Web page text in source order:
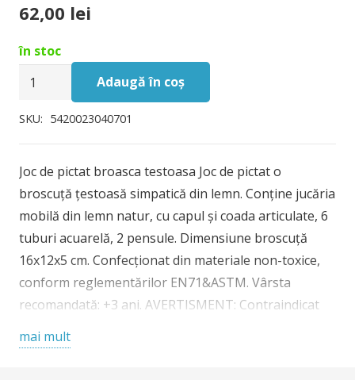
62,00 lei
în stoc
Cantitate
de
Egmont,
broasca
testoasa
Adaugă în coș
SKU: 5420023040701
Joc de pictat broasca testoasa Joc de pictat o
broscuță țestoasă simpatică din lemn. Conține jucăria
mobilă din lemn natur, cu capul și coada articulate, 6
tuburi acuarelă, 2 pensule. Dimensiune broscuță
16x12x5 cm. Confecționat din materiale non-toxice,
conform reglementărilor EN71&ASTM. Vârsta
recomandată: +3 ani. AVERTISMENT: Contraindicat
sufocare. A se utiliza sub directa supraveghere a
mai mult